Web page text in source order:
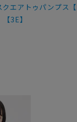
クエアトゥパンプス【
3E】